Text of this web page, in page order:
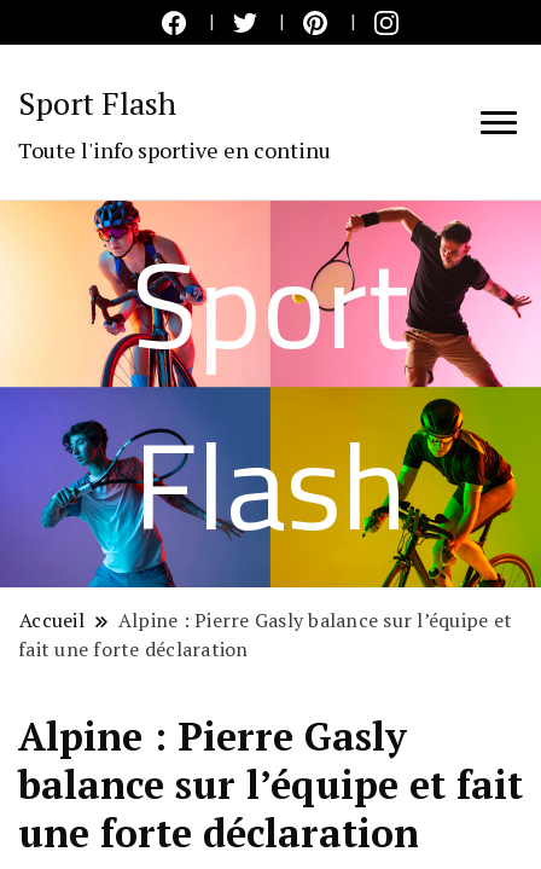
Sport Flash
Toute l'info sportive en continu
Sport
Flash
Accueil
Alpine : Pierre Gasly balance sur l’équipe et
fait une forte déclaration
Alpine : Pierre Gasly
balance sur l’équipe et fait
une forte déclaration